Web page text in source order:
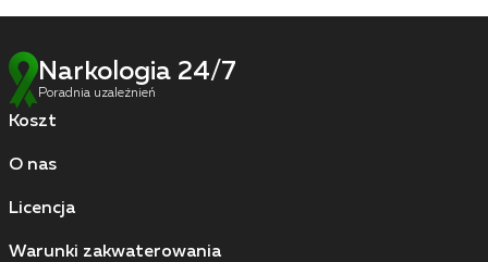
Narkologia 24/7
Poradnia uzależnień
Koszt
O nas
Licencja
Warunki zakwaterowania